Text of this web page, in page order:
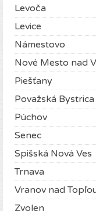
Levoča
Levice
Námestovo
Nové Mesto nad
Piešťany
Považská Bystrica
Púchov
Senec
Spišská Nová Ves
Trnava
Vranov nad
Zvolen